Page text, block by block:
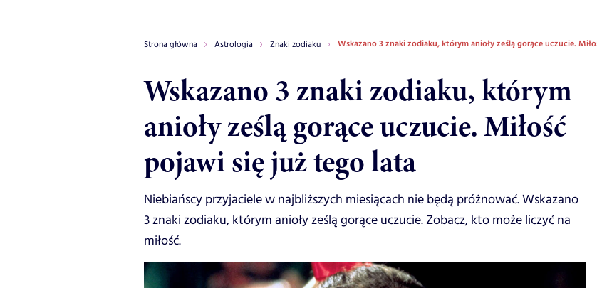
Strona główna Astrologia Znaki zodiaku Wskazano 3 znaki zodiaku, którym anioły ześlą gorące uczucie.
Wskazano 3 znaki zodiaku, którym
anioły ześlą gorące uczucie. Miłość
pojawi się już tego lata
Niebiańscy przyjaciele w najbliższych miesiącach nie będą próżnować. Wskazano
3 znaki zodiaku, którym anioły ześlą gorące uczucie. Zobacz, kto może liczyć na
miłość.